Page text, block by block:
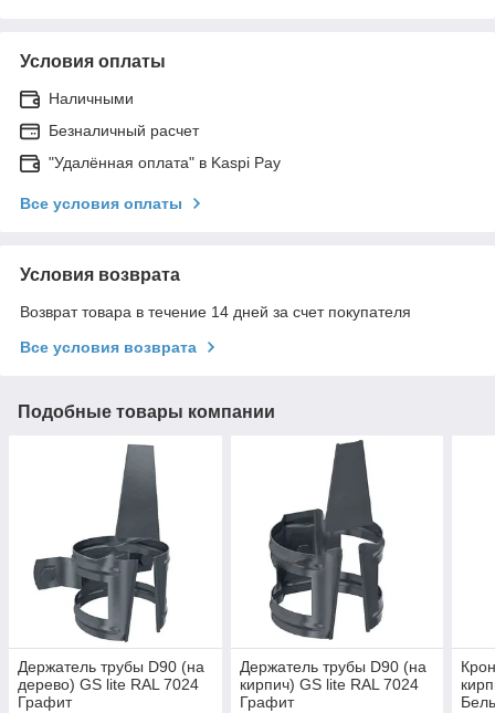
Условия оплаты
Наличными
Безналичный расчет
"Удалённая оплата" в Kaspi Pay
Все условия оплаты
Условия возврата
Возврат товара в течение 14 дней за счет покупателя
Все условия возврата
Подобные товары компании
Держатель трубы D90 (на
дерево) GS lite RAL 7024
Графит
Держатель трубы D90 (на
кирпич) GS lite RAL 7024
Графит